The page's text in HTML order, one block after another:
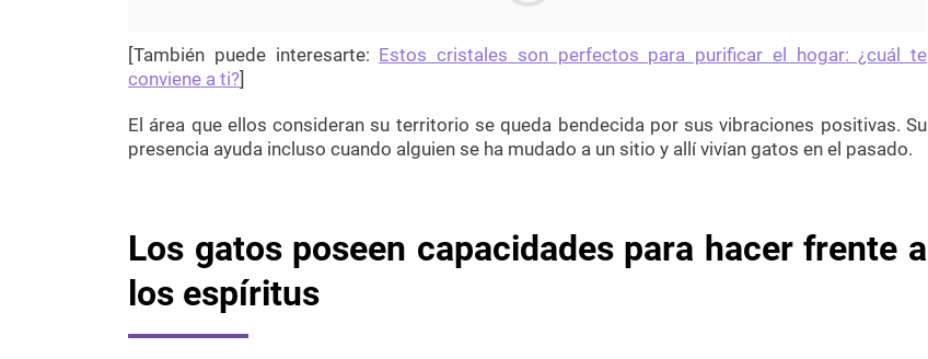
[También puede interesarte: Estos cristales son perfectos para purificar el hogar: ¿cuál te
conviene a ti?]
El área que ellos consideran su territorio se queda bendecida por sus vibraciones positivas. Su
presencia ayuda incluso cuando alguien se ha mudado a un sitio y allí vivían gatos en el pasado.
Los gatos poseen capacidades para hacer frente a
los espíritus